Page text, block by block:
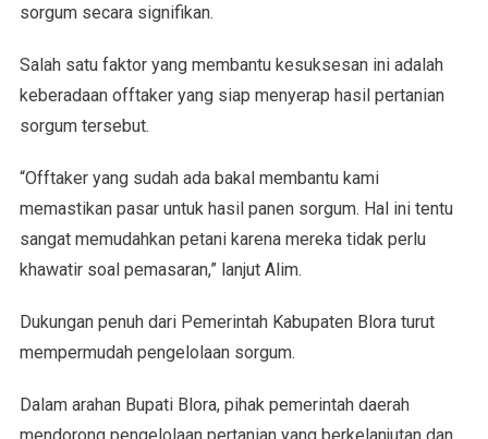
sorgum secara signifikan.
Salah satu faktor yang membantu kesuksesan ini adalah
keberadaan offtaker yang siap menyerap hasil pertanian
sorgum tersebut.
“Offtaker yang sudah ada bakal membantu kami
memastikan pasar untuk hasil panen sorgum. Hal ini tentu
sangat memudahkan petani karena mereka tidak perlu
khawatir soal pemasaran,” lanjut Alim.
Dukungan penuh dari Pemerintah Kabupaten Blora turut
mempermudah pengelolaan sorgum.
Dalam arahan Bupati Blora, pihak pemerintah daerah